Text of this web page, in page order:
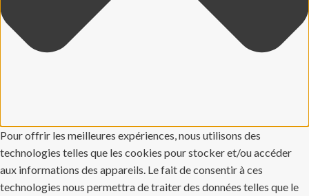
Pour offrir les meilleures expériences, nous utilisons des
technologies telles que les cookies pour stocker et/ou accéder
aux informations des appareils. Le fait de consentir à ces
technologies nous permettra de traiter des données telles que le